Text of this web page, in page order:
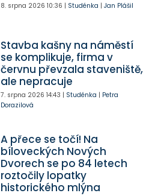
8. srpna 2026 10:36 | Studénka | Jan Plášil
Stavba kašny na náměstí
se komplikuje, firma v
červnu převzala staveniště,
ale nepracuje
7. srpna 2026 14:43 | Studénka | Petra
Dorazilová
A přece se točí! Na
bíloveckých Nových
Dvorech se po 84 letech
roztočily lopatky
historického mlýna